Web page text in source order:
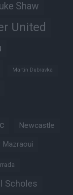
Shaw
United
Martin Dubravka
Newcastle
Mazraoui
Scholes